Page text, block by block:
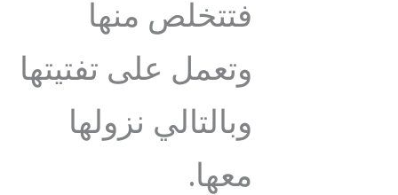
فتتخلص منها
وتعمل على تفتيتها
وبالتالي نزولها
معها.